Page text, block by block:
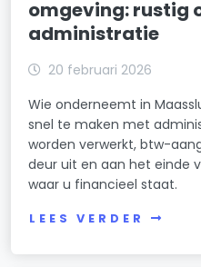
omgeving: rustig
administratie
20 februari 2026
Wie onderneemt in
snel te maken met
worden verwerkt, btw-
deur uit en aan het einde
waar u financieel staat.
LEES VERDER